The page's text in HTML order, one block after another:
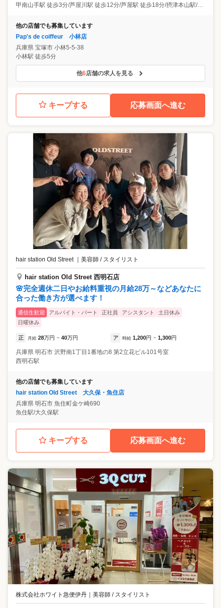
甲南山手駅 徒歩3分/芦屋川駅 徒歩12分/芦屋駅 徒歩18分/摂津本山駅/岡本駅
他の店舗でも募集しています
Pap's de coiffeur 小林店
兵庫県 宝塚市 小林5-5-38
小林駅 徒歩5分
他6店舗の求人を見る
キープする 応募画面へ進む
hair station Old Street 美容師 / スタイリスト
hair station Old Street 西明石店
🌸完全週休二日やお給料重視の月給28万～などあなたに
合った働き方が選べます！
通信生歓迎 アルバイト・パート 正社員 アシスタント
土日休み
日曜休み
正 月給 28万円 ~ 40万円 ア 時給 1,200円 ~ 1,300円
兵庫県 明石市 沢野南1丁目1番地の8 第2立花ビル101号室
西明石駅
他の店舗でも募集しています
hair station Old Street 大久保・魚住店
兵庫県 明石市 魚住町金ケ崎690
魚住駅/大久保駅
キープする 応募画面へ進む
株式会社ホワイト急便伊丹 美容師 / スタイリスト